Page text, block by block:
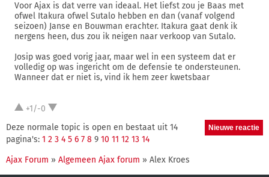
Voor Ajax is dat verre van ideaal. Het liefst zou je Baas met
ofwel Itakura ofwel Sutalo hebben en dan (vanaf volgend
seizoen) Janse en Bouwman erachter. Itakura gaat denk ik
nergens heen, dus zou ik neigen naar verkoop van Sutalo.
Josip was goed vorig jaar, maar wel in een systeem dat er
volledig op was ingericht om de defensie te ondersteunen.
Wanneer dat er niet is, vind ik hem zeer kwetsbaar
+1/-0
Deze normale topic is open en bestaat uit 14
pagina's: 1 2 3 4 5 6 7 8 9 10 11 12 13 14
Ajax Forum » Algemeen Ajax forum » Alex Kroes